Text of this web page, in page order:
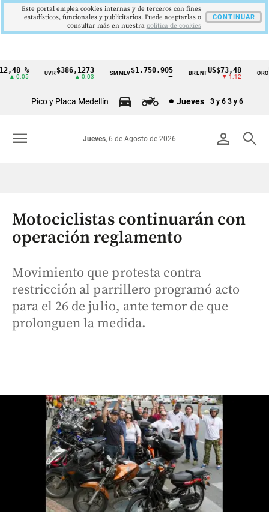
Cintillo
Colombia
%
▲ 0.05
UVR$386,1273
▲ 0.03
SMMLV$1.750.905 BRENTUS$73,48
▼ 1.12
ORO
Pico y Placa Medellín Jueves 3 y 6 3 y 6
person search
Jueves, 6 de Agosto de 2026
menu
Motociclistas continuarán con
operación reglamento
Movimiento que protesta contra
restricción al parrillero programó acto
para el 26 de julio, ante temor de que
prolonguen la medida.
Este portal emplea cookies internas y de terceros con fines
estadísticos, funcionales y publicitarios. Puede aceptarlas o
consultar más en nuestra politica de cookies
CONTINUAR